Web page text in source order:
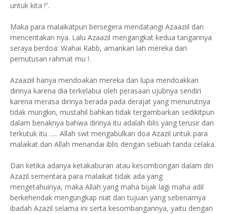
untuk kita !”.
Maka para malaikatpun bersegera mendatangi Azaaziil dan
menceritakan nya. Lalu Azaazil mengangkat kedua tangannya
seraya berdoa: Wahai Rabb, amankan lah mereka dari
pemutusan rahmat mu !.
Azaaziil hanya mendoakan mereka dan lupa mendoakkan
dirinya karena dia terkelabui oleh perasaan ujubnya sendiri
karena merasa dirinya berada pada derajat yang menurutnya
tidak mungkin, mustahil bahkan tidak tergambarkan sedikitpun
dalam benaknya bahwa dirinya itu adalah iblis yang terusir dan
terkutuk itu ….. Allah swt mengabulkan doa Azazil untuk para
malaikat dan Allah menandai iblis dengan sebuah tanda celaka.
Dan ketika adanya ketakaburan atau kesombongan dalam diri
Azazil sementara para malaikat tidak ada yang
mengetahuinya, maka Allah yang maha bijak lagi maha adil
berkehendak mengungkap niat dan tujuan yang sebenarnya
ibadah Azazil selama ini serta kesombangannya, yaitu dengan